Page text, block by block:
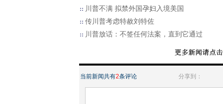
川普不满 拟禁外国孕妇入境美国
传川普考虑特赦刘特佐
川普放话：不签任何法案，直到它通过
当前新闻共有2条评论 分享到：